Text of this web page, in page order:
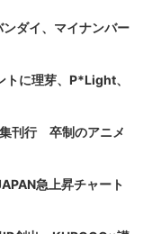
ンダイ、マイナンバー
に理芽、P*Light、
刊行 卒制のアニメ
急上昇チャート